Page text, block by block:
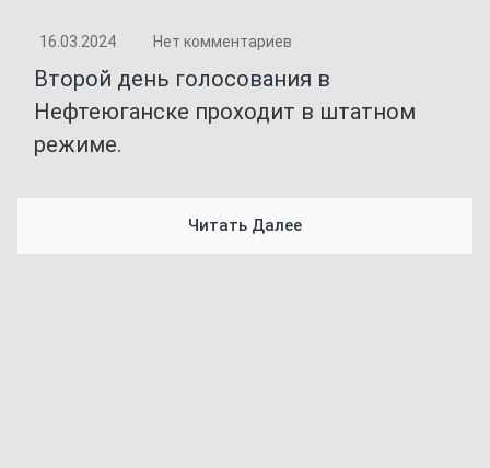
16.03.2024 Нет комментариев
Второй день голосования в
Нефтеюганске проходит в штатном
режиме.
Читать Далее